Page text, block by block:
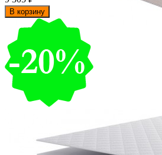
В корзину